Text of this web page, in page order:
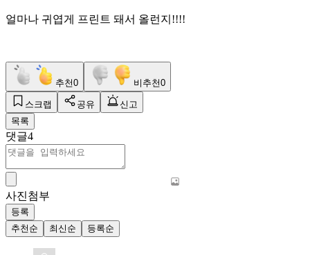
얼마나 귀엽게 프린트 돼서 올런지!!!!
추천0 비추천0
스크랩 공유
신고
목록
댓글4
사진첨부
등록
추천순
최신순 등록순